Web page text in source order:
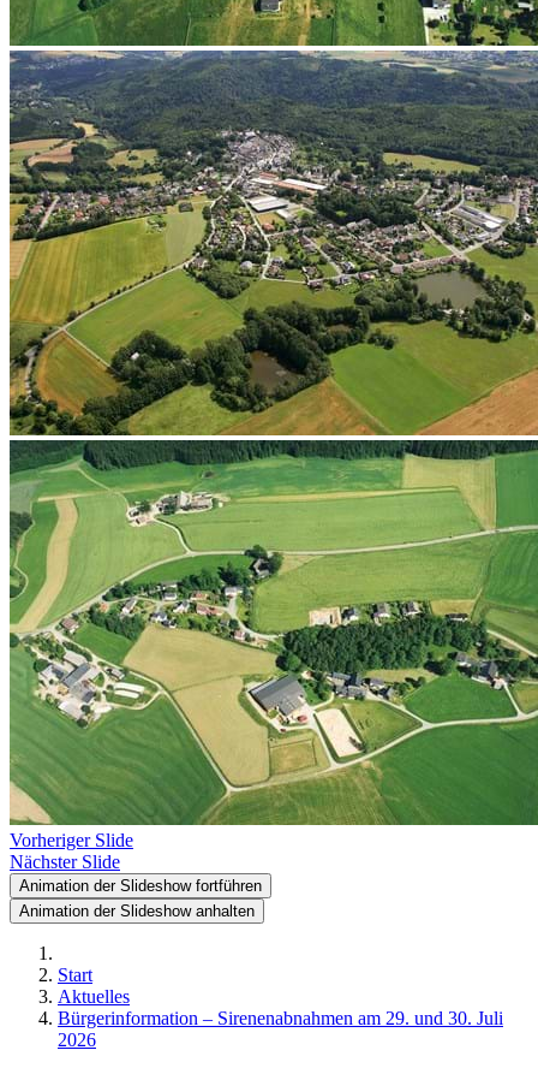
Vorheriger Slide
Nächster Slide
Animation der Slideshow fortführen
Animation der Slideshow anhalten
Start
Aktuelles
Bürgerinformation – Sirenenabnahmen am 29. und 30. Juli
2026